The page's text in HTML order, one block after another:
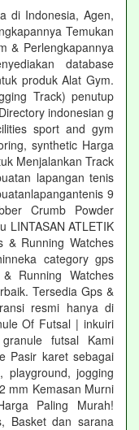
di Indonesia, Agen,
Temukan
& Perlengkapannya
database
produk Alat Gym.
Track) penutup
indonesian g
sport and gym
synthetic Harga
Menjalankan Track
lapangan tenis
9
Crumb Powder
LINTASAN ATLETIK
& Running Watches
category gps
Running Watches
Tersedia Gps &
resmi hanya di
Of Futsal | inkuiri
futsal Kami
Pasir karet sebagai
playground, jogging
mm Kemasan Murni
Paling Murah!
Basket dan sarana